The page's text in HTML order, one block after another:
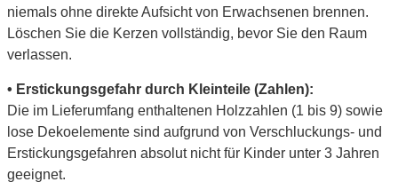
niemals ohne direkte Aufsicht von Erwachsenen brennen.
Löschen Sie die Kerzen vollständig, bevor Sie den Raum
verlassen.
• Erstickungsgefahr durch Kleinteile (Zahlen):
Die im Lieferumfang enthaltenen Holzzahlen (1 bis 9) sowie
lose Dekoelemente sind aufgrund von Verschluckungs- und
Erstickungsgefahren absolut nicht für Kinder unter 3 Jahren
geeignet.